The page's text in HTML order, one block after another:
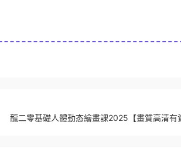
龍二零基礎人體動态繪畫課2025【畫質高清有